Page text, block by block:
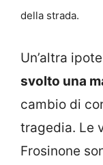
della strada.
Un’altra
svolto una
cambio di
tragedia. Le
Frosinone